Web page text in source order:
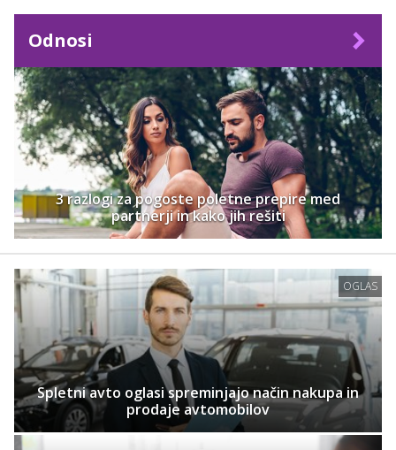
Odnosi
3 razlogi za pogoste poletne prepire med
partnerji in kako jih rešiti
OGLAS
Spletni avto oglasi spreminjajo način nakupa in
prodaje avtomobilov